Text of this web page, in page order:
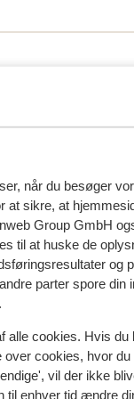
når du besøger
at sikre, at
Group GmbH
til at huske de
og
parter spore din
alle cookies. Hvis du
over cookies, hvor
vil der ikke
til enhver tid ændre
ca. 80 meter (
af liftkort)